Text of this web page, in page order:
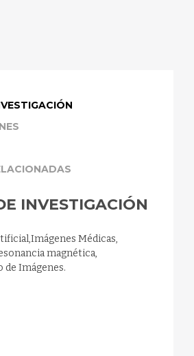
INVESTIGACIÓN
Médicas,
magnética,
Imágenes.